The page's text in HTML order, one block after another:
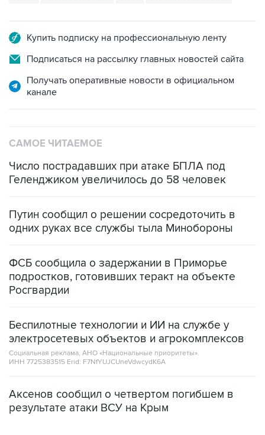
Купить подписку на профессиональную ленту
Подписаться на рассылку главных новостей сайта
Получать оперативные новости в официальном
канале
САМОЕ ЧИТАЕМОЕ
Число пострадавших при атаке БПЛА под
Геленджиком увеличилось до 58 человек
Путин сообщил о решении сосредоточить в
одних руках все службы тыла Минобороны
ФСБ сообщила о задержании в Приморье
подростков, готовивших теракт на объекте
Росгвардии
Беспилотные технологии и ИИ на службе у
электросетевых объектов и агрокомплексов
Социальная реклама, АНО «Национальные приоритеты».
ИНН 7725383515 Erid: F7NfYUJCUneVdwcydK6A
Аксенов сообщил о четвертом погибшем в
результате атаки ВСУ на Крым